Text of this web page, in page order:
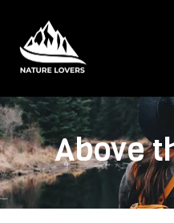
Above